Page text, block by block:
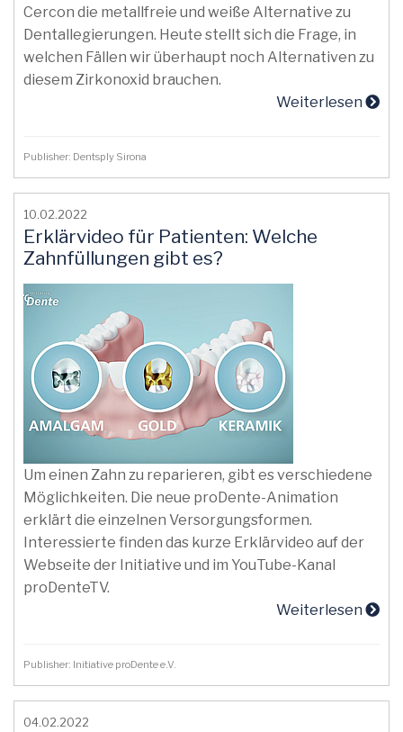
Cercon die metallfreie und weiße Alternative zu
Dentallegierungen. Heute stellt sich die Frage, in
welchen Fällen wir überhaupt noch Alternativen zu
diesem Zirkonoxid brauchen.
Weiterlesen
Publisher: Dentsply Sirona
10.02.2022
Erklärvideo für Patienten: Welche
Zahnfüllungen gibt es?
Um einen Zahn zu reparieren, gibt es verschiedene
Möglichkeiten. Die neue proDente-Animation
erklärt die einzelnen Versorgungsformen.
Interessierte finden das kurze Erklärvideo auf der
Webseite der Initiative und im YouTube-Kanal
proDenteTV.
Weiterlesen
Publisher: Initiative proDente e.V.
04.02.2022